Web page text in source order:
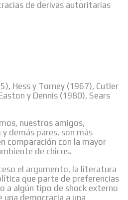
de derivas autoritarias
Hess y Torney (1967), Cutler
y Dennis (1980), Sears
nuestros amigos,
demás pares, son más
comparación con la mayor
de chicos.
el argumento, la literatura
que parte de preferencias
a algún tipo de shock externo
una democracia a una